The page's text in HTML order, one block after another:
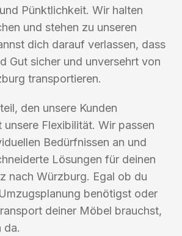
Pünktlichkeit. Wir halten
und stehen zu unseren
dich darauf verlassen, dass
Gut sicher und unversehrt von
transportieren.
den unsere Kunden
unsere Flexibilität. Wir passen
Bedürfnissen an und
Lösungen für deinen
nach Würzburg. Egal ob du
benötigst oder
deiner Möbel brauchst,
da.